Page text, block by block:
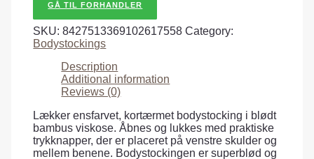
GÅ TIL FORHANDLER
SKU:8427513369102617558 Category:
Bodystockings
Description
Additional information
Reviews (0)
Lækker ensfarvet, kortærmet bodystocking i blødt
bambus viskose. Åbnes og lukkes med praktiske
trykknapper, der er placeret på venstre skulder og
mellem benene. Bodystockingen er superblød og